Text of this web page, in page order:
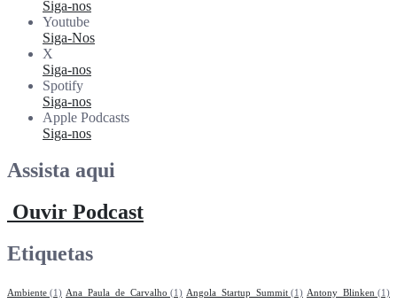
Siga-nos
Youtube
Siga-Nos
X
Siga-nos
Spotify
Siga-nos
Apple Podcasts
Siga-nos
Assista aqui
Ouvir Podcast
Etiquetas
Ambiente (1) Ana_Paula_de_Carvalho (1) Angola_Startup_Summit (1) Antony_Blinken (1)